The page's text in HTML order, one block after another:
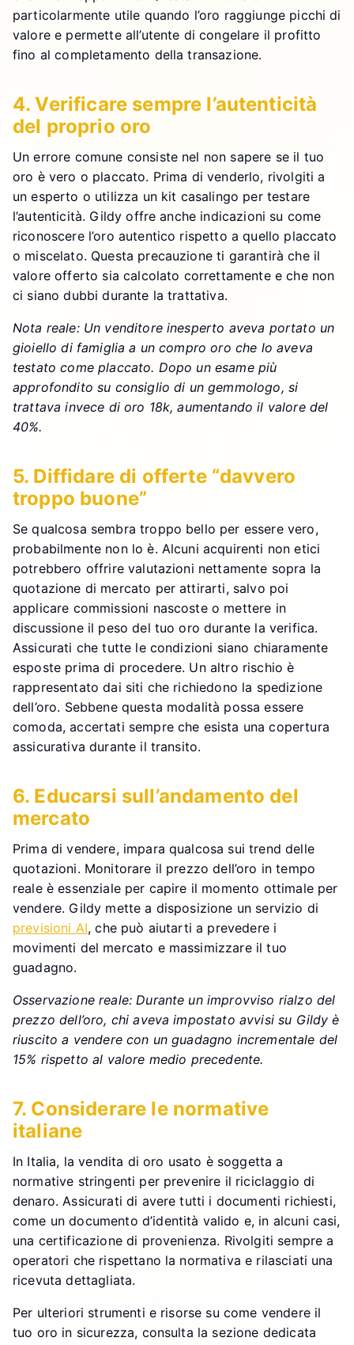
particolarmente utile quando l’oro raggiunge picchi di
valore e permette all’utente di congelare il profitto
fino al completamento della transazione.
4. Verificare sempre l’autenticità
del proprio oro
Un errore comune consiste nel non sapere se il tuo
oro è vero o placcato. Prima di venderlo, rivolgiti a
un esperto o utilizza un kit casalingo per testare
l’autenticità. Gildy offre anche indicazioni su come
riconoscere l’oro autentico rispetto a quello placcato
o miscelato. Questa precauzione ti garantirà che il
valore offerto sia calcolato correttamente e che non
ci siano dubbi durante la trattativa.
Nota reale: Un venditore inesperto aveva portato un
gioiello di famiglia a un compro oro che lo aveva
testato come placcato. Dopo un esame più
approfondito su consiglio di un gemmologo, si
trattava invece di oro 18k, aumentando il valore del
40%.
5. Diffidare di offerte “davvero
troppo buone”
Se qualcosa sembra troppo bello per essere vero,
probabilmente non lo è. Alcuni acquirenti non etici
potrebbero offrire valutazioni nettamente sopra la
quotazione di mercato per attirarti, salvo poi
applicare commissioni nascoste o mettere in
discussione il peso del tuo oro durante la verifica.
Assicurati che tutte le condizioni siano chiaramente
esposte prima di procedere. Un altro rischio è
rappresentato dai siti che richiedono la spedizione
dell’oro. Sebbene questa modalità possa essere
comoda, accertati sempre che esista una copertura
assicurativa durante il transito.
6. Educarsi sull’andamento del
mercato
Prima di vendere, impara qualcosa sui trend delle
quotazioni. Monitorare il prezzo dell’oro in tempo
reale è essenziale per capire il momento ottimale per
vendere. Gildy mette a disposizione un servizio di
previsioni AI, che può aiutarti a prevedere i
movimenti del mercato e massimizzare il tuo
guadagno.
Osservazione reale: Durante un improvviso rialzo del
prezzo dell’oro, chi aveva impostato avvisi su Gildy è
riuscito a vendere con un guadagno incrementale del
15% rispetto al valore medio precedente.
7. Considerare le normative
italiane
In Italia, la vendita di oro usato è soggetta a
normative stringenti per prevenire il riciclaggio di
denaro. Assicurati di avere tutti i documenti richiesti,
come un documento d’identità valido e, in alcuni casi,
una certificazione di provenienza. Rivolgiti sempre a
operatori che rispettano la normativa e rilasciati una
ricevuta dettagliata.
Per ulteriori strumenti e risorse su come vendere il
tuo oro in sicurezza, consulta la sezione dedicata